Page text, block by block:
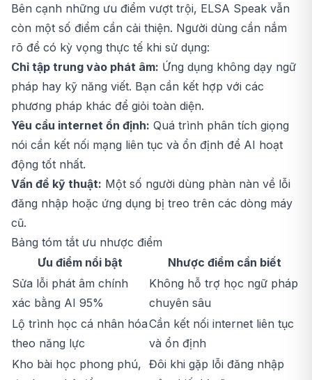
Bên cạnh những ưu điểm vượt trội, ELSA Speak vẫn
còn một số điểm cần cải thiện. Người dùng cần nắm
rõ để có kỳ vọng thực tế khi sử dụng:
Chỉ tập trung vào phát âm: Ứng dụng không dạy ngữ
pháp hay kỹ năng viết. Bạn cần kết hợp với các
phương pháp khác để giỏi toàn diện.
Yêu cầu internet ổn định: Quá trình phân tích giọng
nói cần kết nối mạng liên tục và ổn định để AI hoạt
động tốt nhất.
Vấn đề kỹ thuật: Một số người dùng phàn nàn về lỗi
đăng nhập hoặc ứng dụng bị treo trên các dòng máy
cũ.
Bảng tóm tắt ưu nhược điểm
Ưu điểm nổi bật
Nhược điểm cần biết
Sửa lỗi phát âm chính
xác bằng AI 95%
Không hỗ trợ học ngữ pháp
chuyên sâu
Lộ trình học cá nhân hóa
theo năng lực
Cần kết nối internet liên tục
và ổn định
Kho bài học phong phú, Đôi khi gặp lỗi đăng nhập